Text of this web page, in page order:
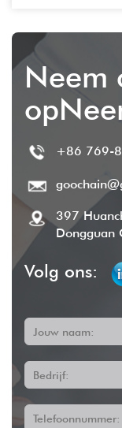
Neem
+86 769-
397
Dongguan
Volg ons:
Jouw naam:
Bedrijf:
Telefoonnummer: